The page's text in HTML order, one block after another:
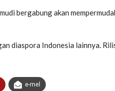
bergabung akan
diaspora Indonesia lainnya.
e-mel